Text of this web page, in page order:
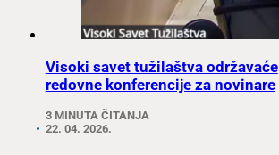
Visoki savet tužilaštva održavaće
redovne konferencije za novinare
3 MINUTA ČITANJA
22. 04. 2026.